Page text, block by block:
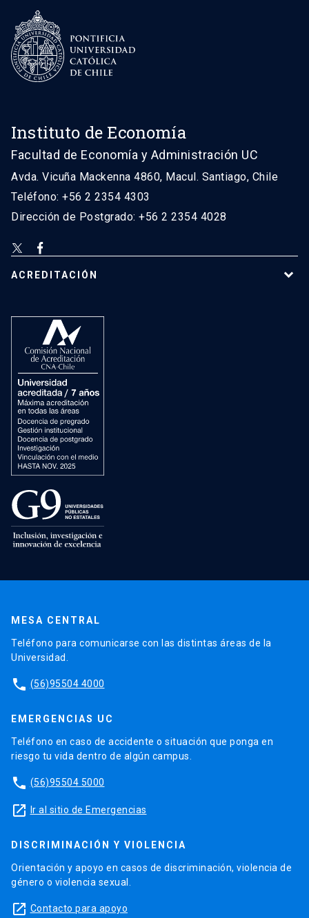
Instituto de Economía
Facultad de Economía y Administración UC
Avda. Vicuña Mackenna 4860, Macul. Santiago, Chile
Teléfono: +56 2 2354 4303
Dirección de Postgrado: +56 2 2354 4028
ACREDITACIÓN
MESA CENTRAL
Teléfono para comunicarse con las distintas áreas de la
Universidad.
phone (56)95504 4000
EMERGENCIAS UC
Teléfono en caso de accidente o situación que ponga en
riesgo tu vida dentro de algún campus.
phone (56)95504 5000
launch Ir al sitio de Emergencias
DISCRIMINACIÓN Y VIOLENCIA
Orientación y apoyo en casos de discriminación, violencia de
género o violencia sexual.
launch Contacto para apoyo